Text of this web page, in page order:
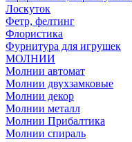
Лоскуток
Фетр, фелтинг
Флористика
Фурнитура для игрушек
МОЛНИИ
Молнии автомат
Молнии двухзамковые
Молнии декор
Молнии металл
Молнии Прибалтика
Молнии спираль